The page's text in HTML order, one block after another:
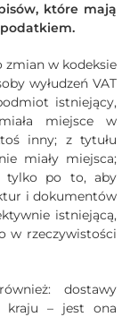
które mają
zmian w kodeksie
wyłudzeń VAT
istniejący,
miejsce w
inny; z tytułu
miały miejsca;
tylko po to, aby
i dokumentów
istniejącą,
w rzeczywistości
dostawy
kraju – jest ona